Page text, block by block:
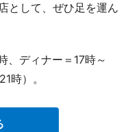
として、ぜひ足を運ん
、ディナー＝17時～
時）。